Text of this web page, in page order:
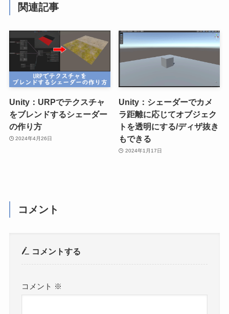
関連記事
Unity：URPでテクスチャ
をブレンドするシェーダー
の作り方
2024年4月26日
Unity：シェーダーでカメ
ラ距離に応じてオブジェク
トを透明にする/ディザ抜き
もできる
2024年1月17日
コメント
コメントする
コメント ※